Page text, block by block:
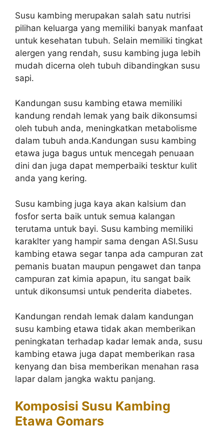
Susu kambing merupakan salah satu nutrisi
pilihan keluarga yang memiliki banyak manfaat
untuk kesehatan tubuh. Selain memiliki tingkat
alergen yang rendah, susu kambing juga lebih
mudah dicerna oleh tubuh dibandingkan susu
sapi.
Kandungan susu kambing etawa memiliki
kandung rendah lemak yang baik dikonsumsi
oleh tubuh anda, meningkatkan metabolisme
dalam tubuh anda.Kandungan susu kambing
etawa juga bagus untuk mencegah penuaan
dini dan juga dapat memperbaiki tesktur kulit
anda yang kering.
Susu kambing juga kaya akan kalsium dan
fosfor serta baik untuk semua kalangan
terutama untuk bayi. Susu kambing memiliki
karaklter yang hampir sama dengan ASI.Susu
kambing etawa segar tanpa ada campuran zat
pemanis buatan maupun pengawet dan tanpa
campuran zat kimia apapun, itu sangat baik
untuk dikonsumsi untuk penderita diabetes.
Kandungan rendah lemak dalam kandungan
susu kambing etawa tidak akan memberikan
peningkatan terhadap kadar lemak anda, susu
kambing etawa juga dapat memberikan rasa
kenyang dan bisa memberikan menahan rasa
lapar dalam jangka waktu panjang.
Komposisi Susu Kambing
Etawa Gomars